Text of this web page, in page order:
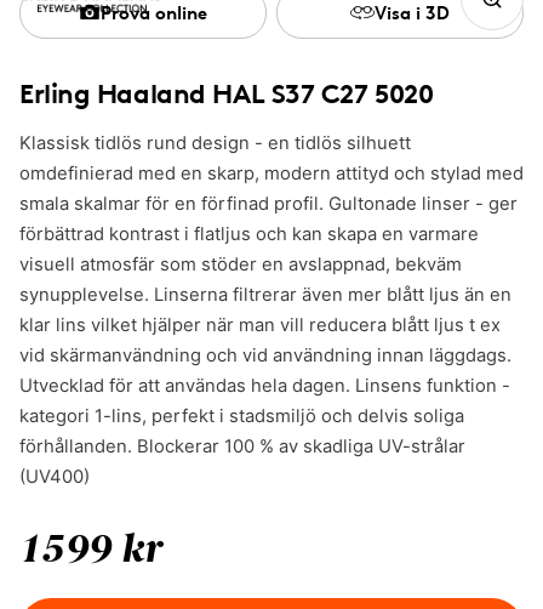
Erling Haaland HAL S37 C27 5020
Klassisk tidlös rund design - en tidlös silhuett
omdefinierad med en skarp, modern attityd och stylad med
smala skalmar för en förfinad profil. Gultonade linser - ger
förbättrad kontrast i flatljus och kan skapa en varmare
visuell atmosfär som stöder en avslappnad, bekväm
synupplevelse. Linserna filtrerar även mer blått ljus än en
klar lins vilket hjälper när man vill reducera blått ljus t ex
vid skärmanvändning och vid användning innan läggdags.
Utvecklad för att användas hela dagen. Linsens funktion -
kategori 1-lins, perfekt i stadsmiljö och delvis soliga
förhållanden. Blockerar 100 % av skadliga UV-strålar
(UV400)
1599 kr
Prova online Visa i 3D